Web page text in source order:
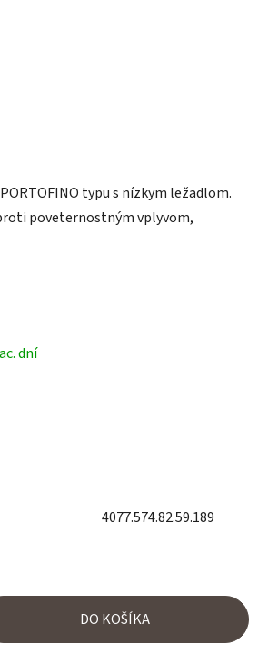
typu s nízkym ležadlom.
poveternostným vplyvom,
dní
4077.574.82.59.189
DO KOŠÍKA